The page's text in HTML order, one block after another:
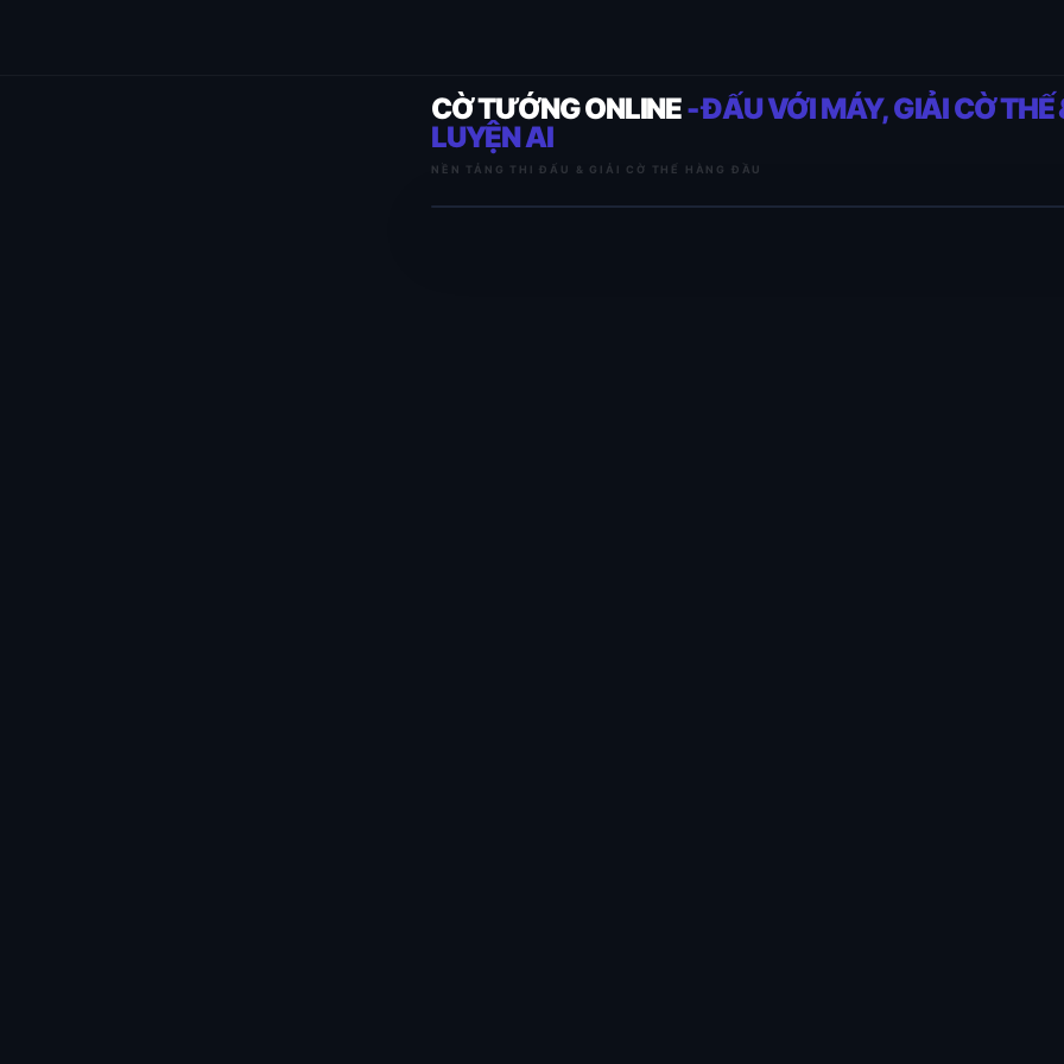
CỜ TƯỚNG ONLINE- ĐẤU VỚI MÁY, GIẢI CỜ THẾ
LUYỆN AI
NỀN TẢNG THI ĐẤU & GIẢI CỜ THẾ HÀNG ĐẦU